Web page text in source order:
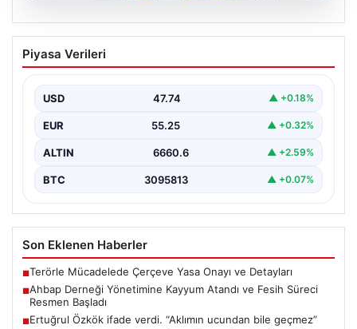
Ahbap Derneği Yönetimine Kayyum
Atandı ve Fesih Süreci Resmen Başladı
kamuoyunda geniş yankı bulan Ahbap Derneği ile ilgili…
Piyasa Verileri
USD 47.74 ▲ +0.18%
EUR 55.25 ▲ +0.32%
ALTIN 6660.6 ▲ +2.59%
BTC 3095813 ▲ +0.07%
Son Eklenen Haberler
■Terörle Mücadelede Çerçeve Yasa Onayı ve Detayları
■Ahbap Derneği Yönetimine Kayyum Atandı ve Fesih Süreci
Resmen Başladı
■Ertuğrul Özkök ifade verdi. “Aklımın ucundan bile geçmez”